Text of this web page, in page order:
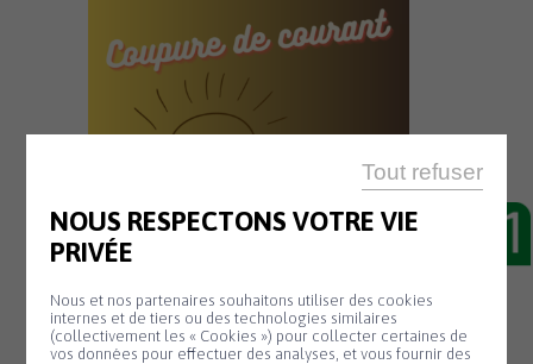
NOUS RESPECTONS VOTRE VIE
PRIVÉE
Nous et nos partenaires souhaitons utiliser des cookies
internes et de tiers ou des technologies similaires
(collectivement les « Cookies ») pour collecter certaines de
vos données pour effectuer des analyses, et vous fournir des
Tout refuser
18 AoûtCOUPURE
D’ÉLECTRICITÉ